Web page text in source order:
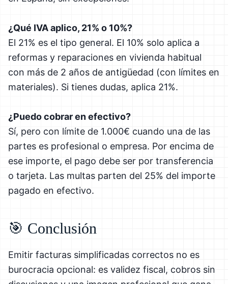
¿Qué IVA aplico, 21% o 10%?
El 21% es el tipo general. El 10% solo aplica a
reformas y reparaciones en vivienda habitual
con más de 2 años de antigüedad (con límites en
materiales). Si tienes dudas, aplica 21%.
¿Puedo cobrar en efectivo?
Sí, pero con límite de 1.000€ cuando una de las
partes es profesional o empresa. Por encima de
ese importe, el pago debe ser por transferencia
o tarjeta. Las multas parten del 25% del importe
pagado en efectivo.
🎯 Conclusión
Emitir facturas simplificadas correctos no es
burocracia opcional: es validez fiscal, cobros sin